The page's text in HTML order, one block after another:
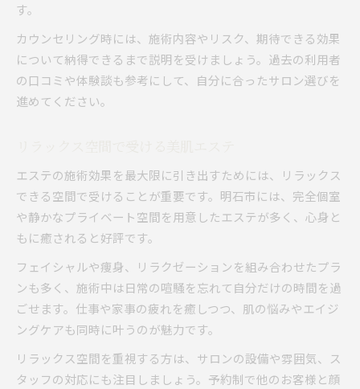
す。
カウンセリング時には、施術内容やリスク、期待できる効果
について納得できるまで説明を受けましょう。過去の利用者
の口コミや体験談も参考にして、自分に合ったサロン選びを
進めてください。
エステの施術効果を最大限に引き出すためには、リラックス
できる空間で受けることが重要です。明石市には、完全個室
や静かなプライベート空間を用意したエステが多く、心身と
もに癒されると好評です。
フェイシャルや痩身、リラクゼーションを組み合わせたプラ
ンも多く、施術中は日常の喧騒を忘れて自分だけの時間を過
ごせます。仕事や家事の疲れを癒しつつ、肌の悩みやエイジ
ングケアも同時に叶うのが魅力です。
リラックス空間を重視する方は、サロンの設備や雰囲気、ス
タッフの対応にも注目しましょう。予約制で他のお客様と顔